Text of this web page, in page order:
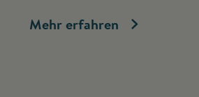
Mehr erfahren